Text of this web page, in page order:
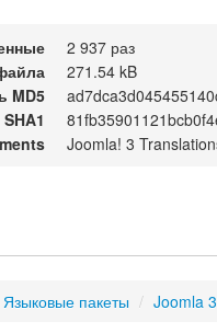
2 937 раз
271.54 kB
MD5
Joomla! 3
Языковые пакеты / Joomla